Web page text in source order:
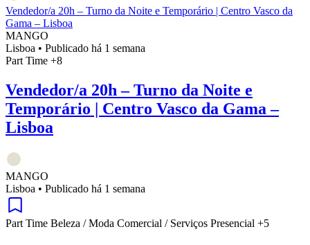
Vendedor/a 20h – Turno da Noite e Temporário | Centro Vasco da
Gama – Lisboa
MANGO
Lisboa • Publicado há 1 semana
Part Time +8
Vendedor/a 20h – Turno da Noite e
Temporário | Centro Vasco da Gama –
Lisboa
MANGO
Lisboa • Publicado há 1 semana
Part Time Beleza / Moda Comercial / Serviços Presencial +5